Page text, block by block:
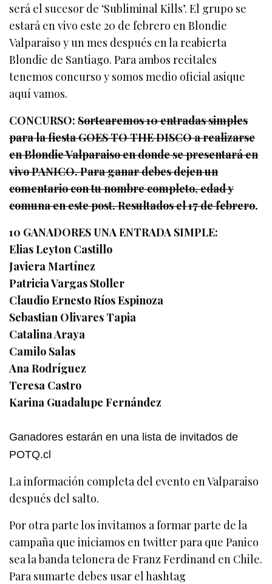
será el sucesor de ‘Subliminal Kills’. El grupo se
estará en vivo este 20 de febrero en Blondie
Valparaiso y un mes después en la reabierta
Blondie de Santiago. Para ambos recitales
tenemos concurso y somos medio oficial asique
aquí vamos.
CONCURSO:Sortearemos 10 entradas simples
para la fiesta GOES TO THE DISCO a realizarse
en Blondie Valparaiso en donde se presentará en
vivo PANICO. Para ganar debes dejen un
comentario con tu nombre completo, edad y
comuna en este post. Resultados el 17 de febrero.
10 GANADORES UNA ENTRADA SIMPLE:
Elias Leyton Castillo
Javiera Martínez
Patricia Vargas Stoller
Claudio Ernesto Ríos Espinoza
Sebastian Olivares Tapia
Catalina Araya
Camilo Salas
Ana Rodríguez
Teresa Castro
Karina Guadalupe Fernández
Ganadores estarán en una lista de invitados de
POTQ.cl
La información completa del evento en Valparaiso
después del salto.
Por otra parte los invitamos a formar parte de la
campaña que iniciamos en twitter para que Panico
sea la banda telonera de Franz Ferdinand en Chile.
Para sumarte debes usar el hashtag